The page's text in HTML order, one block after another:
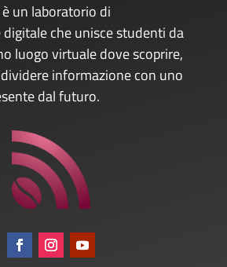
un laboratorio di
che unisce studenti da
luogo virtuale dove scoprire,
informazione con uno
dal futuro.